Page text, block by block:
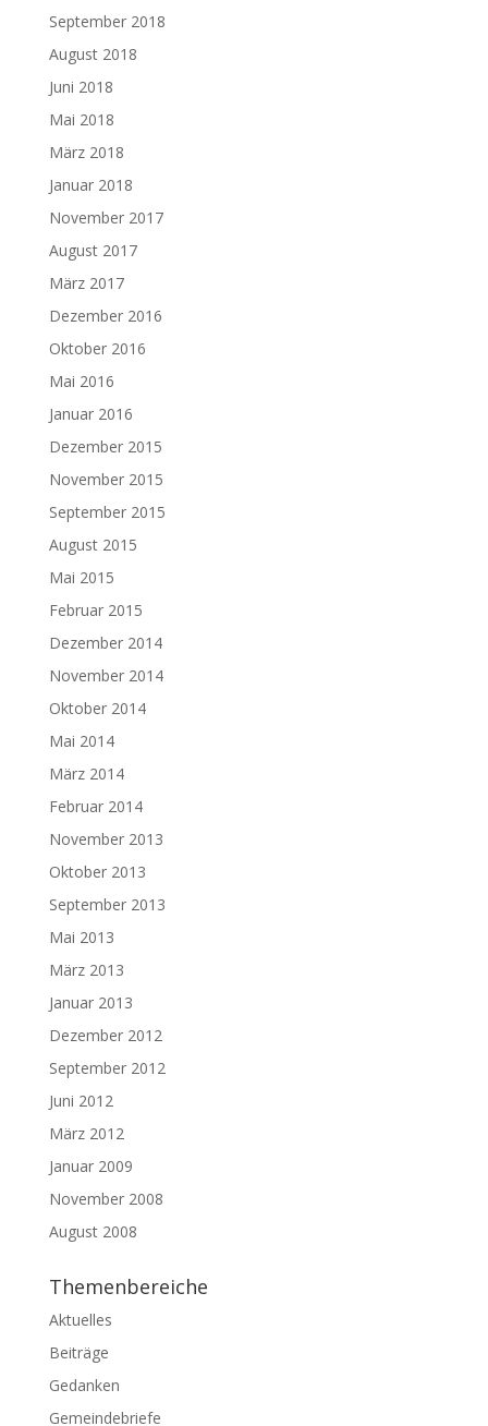
September 2018
August 2018
Juni 2018
Mai 2018
März 2018
Januar 2018
November 2017
August 2017
März 2017
Dezember 2016
Oktober 2016
Mai 2016
Januar 2016
Dezember 2015
November 2015
September 2015
August 2015
Mai 2015
Februar 2015
Dezember 2014
November 2014
Oktober 2014
Mai 2014
März 2014
Februar 2014
November 2013
Oktober 2013
September 2013
Mai 2013
März 2013
Januar 2013
Dezember 2012
September 2012
Juni 2012
März 2012
Januar 2009
November 2008
August 2008
Themenbereiche
Aktuelles
Beiträge
Gedanken
Gemeindebriefe